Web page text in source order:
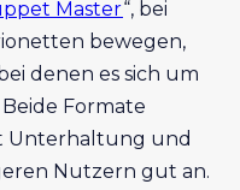
Master“, bei
bewegen,
bei denen es sich um
Formate
Unterhaltung und
Nutzern gut an.